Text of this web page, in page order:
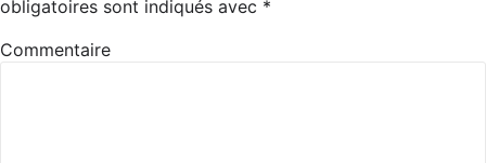
obligatoires sont indiqués avec *
Commentaire